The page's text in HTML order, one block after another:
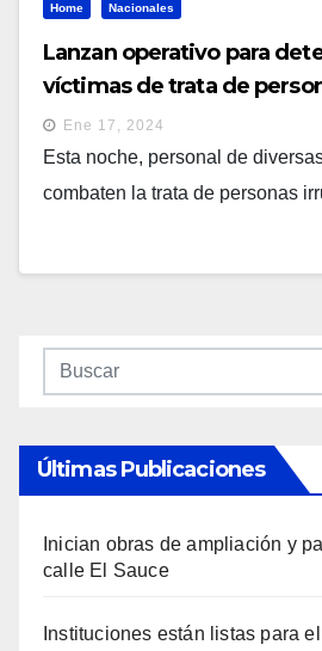
Home Nacionales
Lanzan operativo para
víctimas de trata de
alojamientos en San
Ene 17, 2024
Esta noche, personal de
combaten la trata de personas
Últimas Publicaciones
Inician obras de ampliación y
calle El Sauce
Instituciones están listas para